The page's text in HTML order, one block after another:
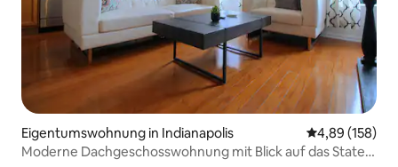
Eigentumswohnung in Indianapolis
4,89 (158)
Moderne Dachgeschosswohnung mit Blick auf das State